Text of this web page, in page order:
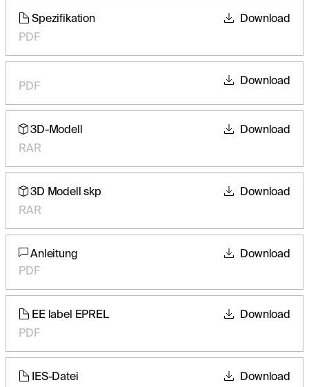
Spezifikation
PDF
Download
PDF Download
3D-Modell
RAR
Download
3D Modell skp
RAR
Download
Anleitung
PDF
Download
EE label EPREL
PDF
Download
IES-Datei Download